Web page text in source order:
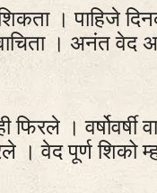
। पाहिजे
। अनंत वेद
फिरले । वर्षोवर्षी
। वेद पूर्ण शिको